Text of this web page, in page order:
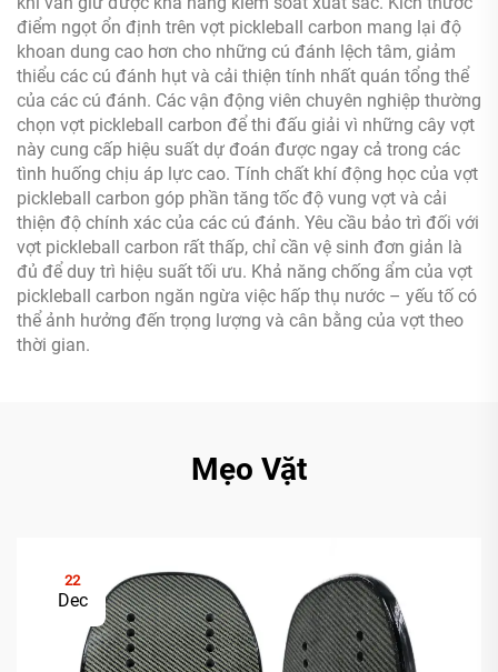
điểm ngọt ổn định trên vợt pickleball carbon mang lại độ
khoan dung cao hơn cho những cú đánh lệch tâm, giảm
thiểu các cú đánh hụt và cải thiện tính nhất quán tổng thể
của các cú đánh. Các vận động viên chuyên nghiệp thường
chọn vợt pickleball carbon để thi đấu giải vì những cây vợt
này cung cấp hiệu suất dự đoán được ngay cả trong các
tình huống chịu áp lực cao. Tính chất khí động học của vợt
pickleball carbon góp phần tăng tốc độ vung vợt và cải
thiện độ chính xác của các cú đánh. Yêu cầu bảo trì đối với
vợt pickleball carbon rất thấp, chỉ cần vệ sinh đơn giản là
đủ để duy trì hiệu suất tối ưu. Khả năng chống ẩm của vợt
pickleball carbon ngăn ngừa việc hấp thụ nước – yếu tố có
thể ảnh hưởng đến trọng lượng và cân bằng của vợt theo
thời gian.
Mẹo Vặt
22
Dec